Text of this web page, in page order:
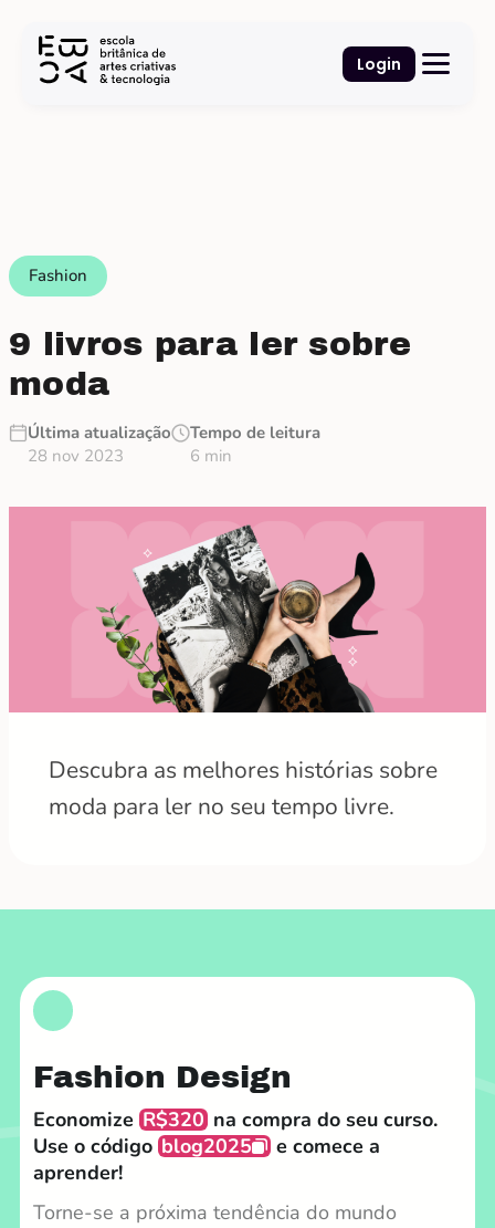
Login
Fashion
9 livros para ler sobre
moda
Última atualização
28 nov 2023
Tempo de leitura
6 min
Descubra as melhores histórias sobre
moda para ler no seu tempo livre.
Fashion Design
Economize R$320 na compra do seu curso.
Use o código blog2025
e comece a
aprender!
Torne-se a próxima tendência do mundo